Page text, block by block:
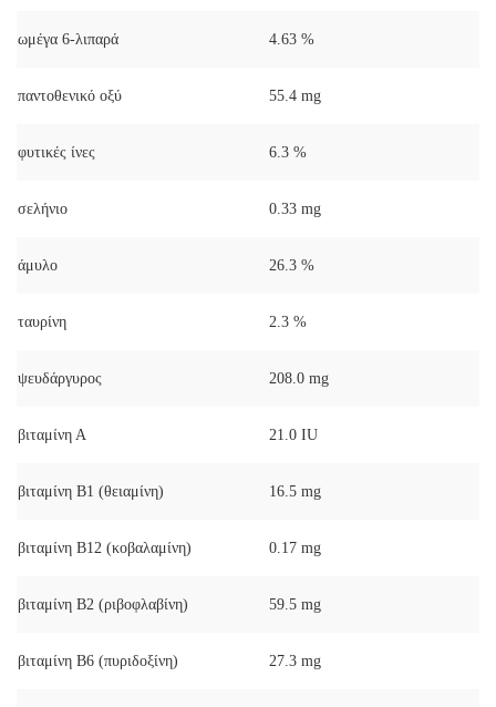
ωμέγα 6-λιπαρά 4.63 %
παντοθενικό οξύ 55.4 mg
φυτικές ίνες 6.3 %
σελήνιο 0.33 mg
άμυλο 26.3 %
ταυρίνη 2.3 %
ψευδάργυρος 208.0 mg
βιταμίνη Α 21.0 IU
βιταμίνη Β1 (θειαμίνη) 16.5 mg
βιταμίνη Β12 (κοβαλαμίνη) 0.17 mg
βιταμίνη Β2 (ριβοφλαβίνη) 59.5 mg
βιταμίνη Β6 (πυριδοξίνη) 27.3 mg